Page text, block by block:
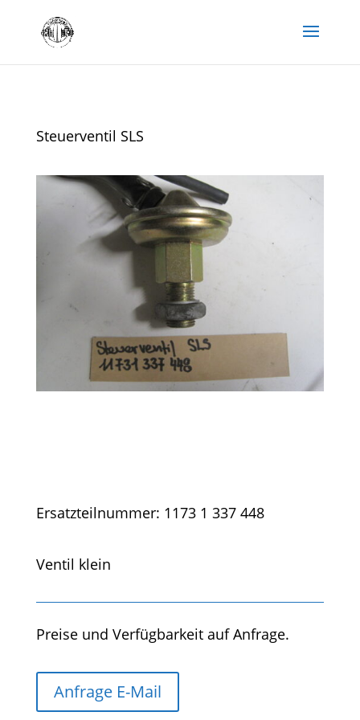
Steuerventil SLS
Ersatzteilnummer: 1173 1 337 448
Ventil klein
Preise und Verfügbarkeit auf Anfrage.
Anfrage E-Mail